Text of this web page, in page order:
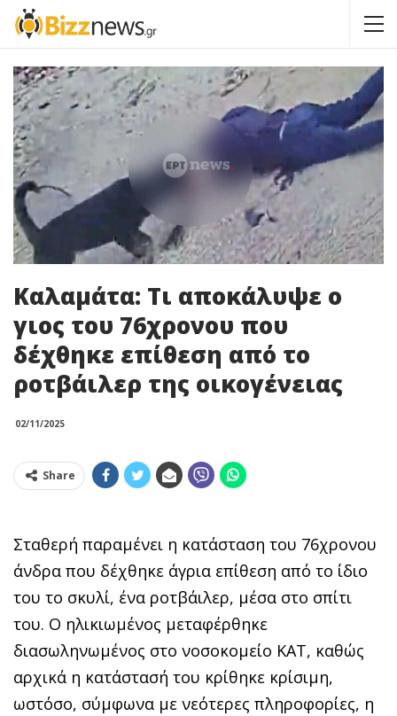
Καλαμάτα: Τι αποκάλυψε ο
γιος του 76χρονου που
δέχθηκε επίθεση από το
ροτβάιλερ της οικογένειας
02/11/2025
Share
Σταθερή παραμένει η κατάσταση του 76χρονου
άνδρα που δέχθηκε άγρια επίθεση από το ίδιο
του το σκυλί, ένα ροτβάιλερ, μέσα στο σπίτι
του. Ο ηλικιωμένος μεταφέρθηκε
διασωληνωμένος στο νοσοκομείο ΚΑΤ, καθώς
αρχικά η κατάστασή του κρίθηκε κρίσιμη,
ωστόσο, σύμφωνα με νεότερες πληροφορίες, η